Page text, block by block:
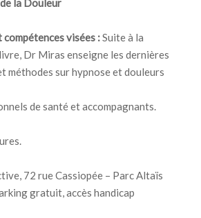
la Douleur
visées :Suite à la
Dr Miras enseigne les dernières
méthodes sur hypnose et douleurs
de santé et accompagnants.
72 rue Cassiopée – Parc Altaïs
gratuit, accès handicap